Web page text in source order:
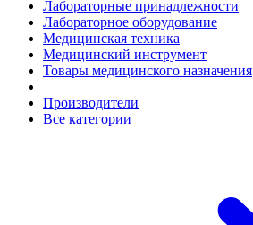
Лабораторные принадлежности
Лабораторное оборудование
Медицинская техника
Медицинский инструмент
Товары медицинского назначения
Производители
Все категории